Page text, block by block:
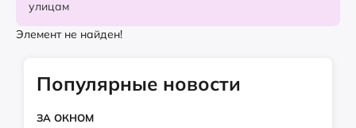
улицам
Элемент не найден!
Популярные новости
ЗА ОКНОМ